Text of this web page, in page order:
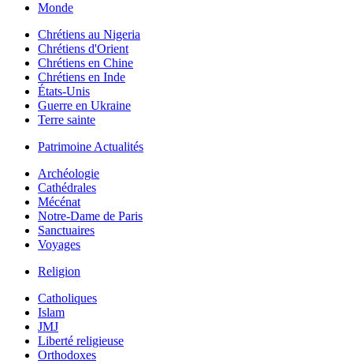
Monde
Chrétiens au Nigeria
Chrétiens d'Orient
Chrétiens en Chine
Chrétiens en Inde
États-Unis
Guerre en Ukraine
Terre sainte
Patrimoine Actualités
Archéologie
Cathédrales
Mécénat
Notre-Dame de Paris
Sanctuaires
Voyages
Religion
Catholiques
Islam
JMJ
Liberté religieuse
Orthodoxes